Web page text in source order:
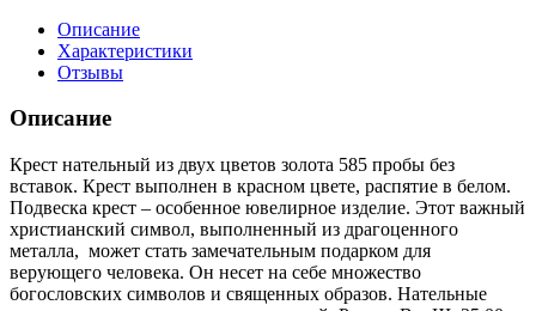
Описание
Характеристики
Отзывы
Описание
Крест нательный из двух цветов золота 585 пробы без
вставок. Крест выполнен в красном цвете, распятие в белом.
Подвеска крест – особенное ювелирное изделие. Этот важный
христианский символ, выполненный из драгоценного
металла, может стать замечательным подарком для
верующего человека. Он несет на себе множество
богословских символов и священных образов. Нательные